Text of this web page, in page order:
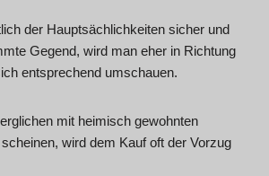
der Hauptsächlichkeiten sicher und
Gegend, wird man eher in Richtung
entsprechend umschauen.
mit heimisch gewohnten
wird dem Kauf oft der Vorzug